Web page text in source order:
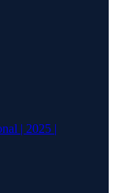
| 2025 |